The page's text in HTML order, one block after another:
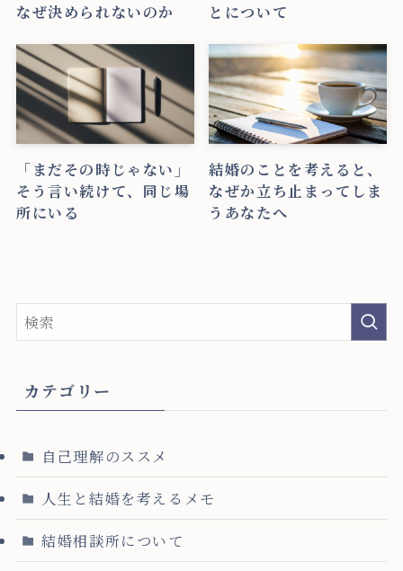
なぜ決められないのか
とについて
「まだその時じゃない」
そう言い続けて、同じ場
所にいる
結婚のことを考えると、
なぜか立ち止まってしま
うあなたへ
カテゴリー
自己理解のススメ
人生と結婚を考えるメモ
結婚相談所について